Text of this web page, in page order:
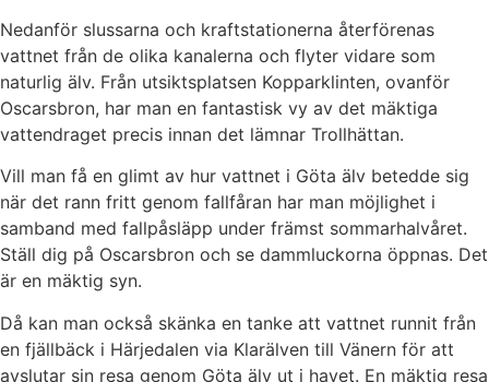
Nedanför slussarna och kraftstationerna återförenas
vattnet från de olika kanalerna och flyter vidare som
naturlig älv. Från utsiktsplatsen Kopparklinten, ovanför
Oscarsbron, har man en fantastisk vy av det mäktiga
vattendraget precis innan det lämnar Trollhättan.
Vill man få en glimt av hur vattnet i Göta älv betedde sig
när det rann fritt genom fallfåran har man möjlighet i
samband med fallpåsläpp under främst sommarhalvåret.
Ställ dig på Oscarsbron och se dammluckorna öppnas. Det
är en mäktig syn.
Då kan man också skänka en tanke att vattnet runnit från
en fjällbäck i Härjedalen via Klarälven till Vänern för att
avslutar sin resa genom Göta älv ut i havet. En mäktig resa